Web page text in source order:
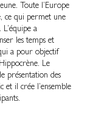
Toute l’Europe
ce qui permet une
a
les temps et
a pour objectif
Le
présentation des
et il crée l’ensemble